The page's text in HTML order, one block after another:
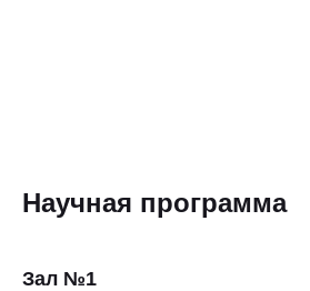
Научная программа
Зал №1